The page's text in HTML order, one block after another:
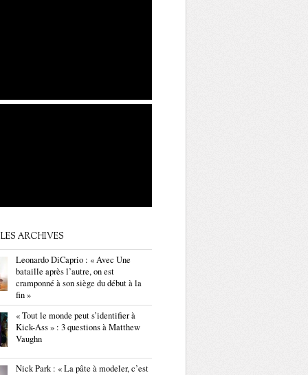
ARCHIVES
Leonardo DiCaprio : « Avec Une
bataille après l’autre, on est
cramponné à son siège du début à la
fin »
« Tout le monde peut s’identifier à
Kick-Ass » : 3 questions à Matthew
Vaughn
Nick Park : « La pâte à modeler, c’est